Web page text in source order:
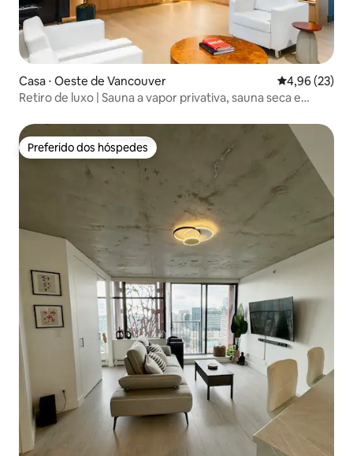
Casa ⋅ Oeste de Vancouver 4,96 de uma
4,96 (23)
Retiro de luxo | Sauna a vapor privativa, sauna seca e
Preferido dos hóspedes
Preferido dos hóspedes